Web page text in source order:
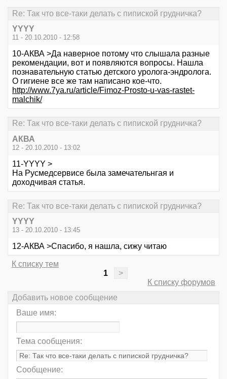
Re: Так что все-таки делать с пипиской грудничка?
YYYY
11 - 20.10.2010 - 12:58
10-АКВА >Да наверное потому что слышала разные
рекомендации, вот и появляются вопросы. Нашла
познавательную статью детского уролога-эндролога.
О гигиене все же там написано кое-что.
http://www.7ya.ru/article/Fimoz-Prosto-u-vas-rastet-
malchik/
Re: Так что все-таки делать с пипиской грудничка?
АКВА
12 - 20.10.2010 - 13:02
11-YYYY >
На Русмедсервисе была замечательнгая и
доходчивая статья.
Re: Так что все-таки делать с пипиской грудничка?
YYYY
13 - 20.10.2010 - 13:45
12-АКВА >Спасибо, я нашла, сижу читаю
К списку тем
1
>
К списку форумов
Добавить новое сообщение
Ваше имя:
Тема сообщения:
Сообщение: